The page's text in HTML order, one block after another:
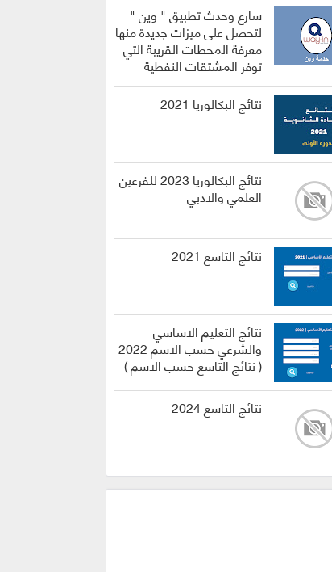
سارع وحدث تطبيق " وين "
لتحصل على ميزات جديدة منها
معرفة المحطات القريبة التي
توفر المشتقات النفطية
نتائج البكالوريا 2021
نتائج البكالوريا 2023 للفرعين
العلمي والادبي
نتائج التاسع 2021
نتائج التعليم الاساسي
والشرعي حسب الاسم 2022
( نتائج التاسع حسب الاسم )
نتائج التاسع 2024